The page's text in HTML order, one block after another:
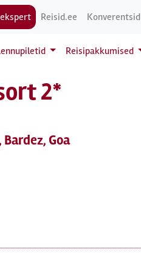
Reisid.ee Konverentsid
Reisipakkumised
2*
Goa